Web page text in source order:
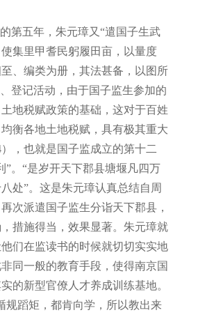
五年，朱元璋又“遣国子生武
集里甲耆民躬履田亩，以量度
、编类为册，其法甚备，以图所
登记活动，由于国子监生参加的
地税赋政策的基础，这对于百姓
衡各地土地税赋，具有极其重大
，也就是国子监成立的第十二
。“是岁开天下郡县塘堰凡四万
处”。这是朱元璋认真总结自周
次派遣国子监生分诣天下郡县，
措施得当，效果显著。朱元璋就
们在监读书的时候就切切实实地
同一般的教育手段，使得南京国
的新型官僚人才养成训练基地。
规蹈矩，都肯向学，所以教出来